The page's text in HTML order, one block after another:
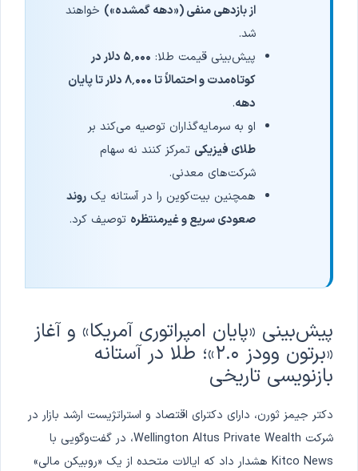
از بازدهی منفی («دهه گمشده»)‌ خواهند
شد.
پیش‌بینی قیمت طلا:
۵٬۰۰۰ دلار در
کوتاه‌مدت و احتمالاً تا ۸٬۰۰۰ دلار تا پایان
دهه.
او به سرمایه‌گذاران توصیه می‌کند بر
طلای فیزیکی تمرکز کنند نه سهام
شرکت‌های معدنی.
همچنین بیت‌کوین را در آستانه یکروند
صعودی سریع و غیرمنتظره توصیف کرد.
پیش‌بینی «پایان امپراتوری آمریکا» و آغاز
«برتون وودز ۲.۰»؛ طلا در آستانه
بازنویسی تاریخی
دکتر جیمز ثورن، دارای دکترای اقتصاد و استراتژیست ارشد بازار در
شرکت Wellington Altus Private Wealth، در گفت‌وگویی با
Kitco News هشدار داد که ایالات متحده از یک «روبیکن مالی»